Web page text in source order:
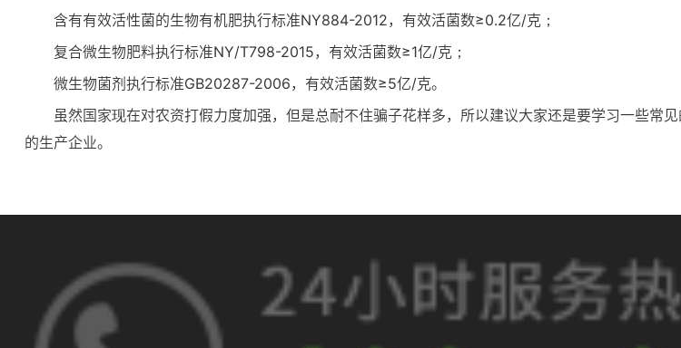
含有有效活性菌的生物有机肥执行标准NY884-2012，有效活菌数≥0.2亿/克；
复合微生物肥料执行标准NY/T798-2015，有效活菌数≥1亿/克；
微生物菌剂执行标准GB20287-2006，有效活菌数≥5亿/克。
虽然国家现在对农资打假力度加强，但是总耐不住骗子花样多，所以建议大家还是要学习一些常
的生产企业。